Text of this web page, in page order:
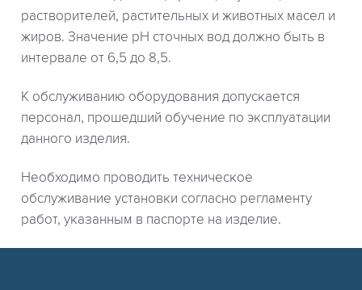
растворителей, растительных и животных масел и
жиров. Значение рН сточных вод должно быть в
интервале от 6,5 до 8,5.
К обслуживанию оборудования допускается
персонал, прошедший обучение по эксплуатации
данного изделия.
Необходимо проводить техническое
обслуживание установки согласно регламенту
работ, указанным в паспорте на изделие.